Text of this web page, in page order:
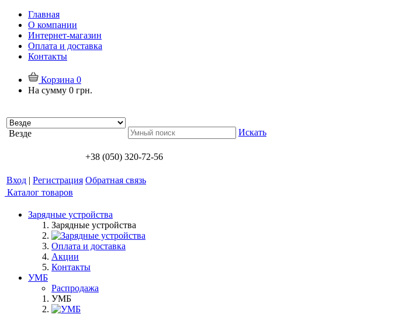
Главная
О компании
Интернет-магазин
Оплата и доставка
Контакты
Корзина 0
На сумму 0 грн.
Везде Искать
+38 (050) 320-72-56
Вход | Регистрация Обратная связь
Каталог товаров
Зарядные устройства
Зарядные устройства
Оплата и доставка
Акции
Контакты
УМБ
Распродажа
УМБ